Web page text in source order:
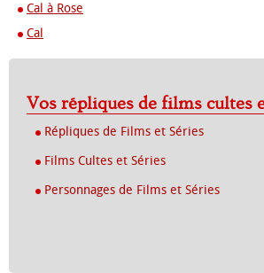
Cal à Rose
Cal
Vos répliques de films cultes
Répliques de Films et Séries
Films Cultes et Séries
Personnages de Films et Séries